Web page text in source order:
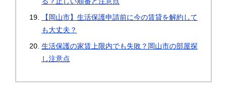
【岡山市】生活保護申請前に今の賃貸を解約して
も大丈夫？
生活保護の家賃上限内でも失敗？岡山市の部屋探
し注意点